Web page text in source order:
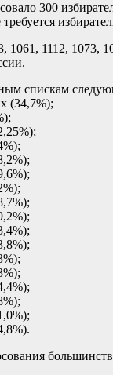
300
1112, 1073,
спискам
(34,7%);